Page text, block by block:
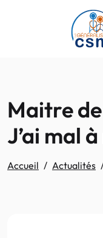
Passer au contenu
Maitre
J’ai mal
Accueil Actualités